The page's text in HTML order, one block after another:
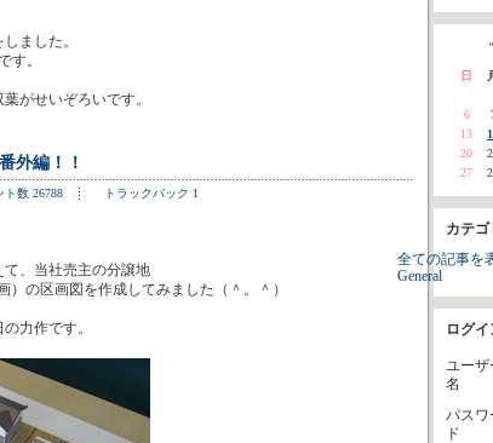
ました。
す。
がせいぞろいです。
番外編！！
ト数 26788 トラックバック 1
、当社売主の分譲地
）の区画図を作成してみました（＾。＾）
力作です。
日
6
13
20
27
カテゴ
全ての記事を
General
ログイ
ユーザ
名
パスワ
ド